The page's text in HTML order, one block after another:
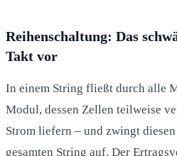
Reihenschaltung: Das
Takt vor
In einem String fließt durch alle
Modul, dessen Zellen teilweise
Strom liefern – und zwingt
gesamten String auf. Der